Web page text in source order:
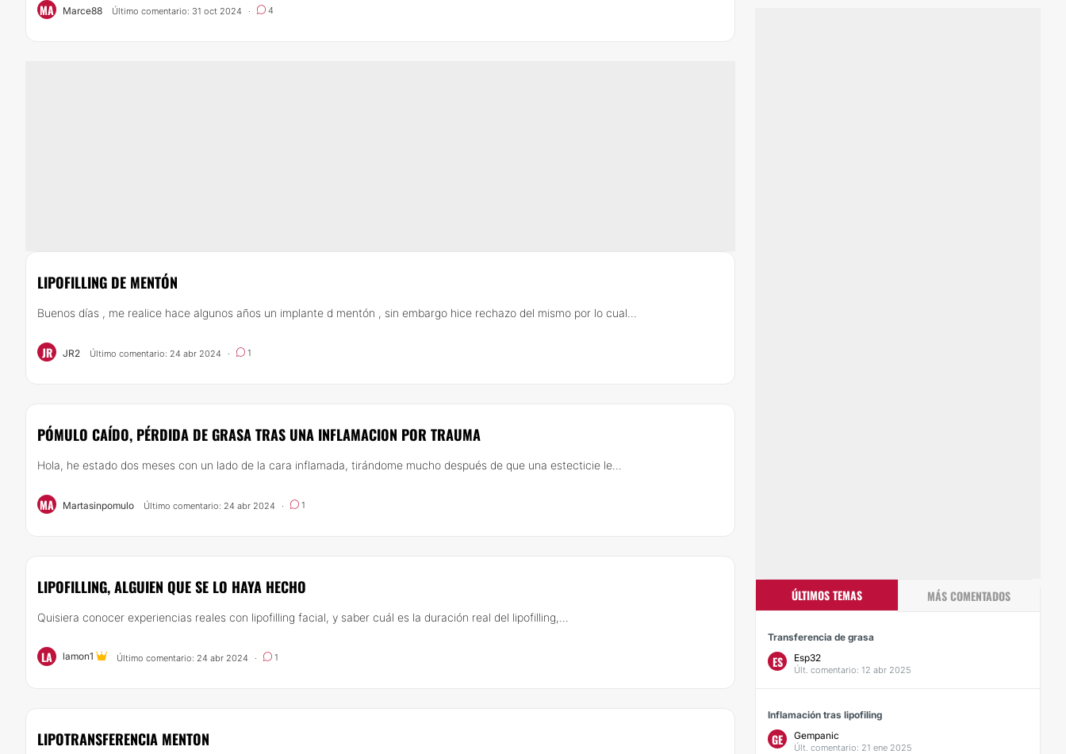
MA Marce88 Último comentario: 31 oct 2024 · 4
LIPOFILLING DE MENTÓN
Buenos días , me realice hace algunos años un implante d mentón , sin embargo hice rechazo del mismo por lo cual...
JR JR2 Último comentario: 24 abr 2024 · 1
PÓMULO CAÍDO, PÉRDIDA DE GRASA TRAS UNA INFLAMACION POR TRAUMA
Hola, he estado dos meses con un lado de la cara inflamada, tirándome mucho después de que una estecticie le...
MA Martasinpomulo Último comentario: 24 abr 2024 · 1
LIPOFILLING, ALGUIEN QUE SE LO HAYA HECHO
Quisiera conocer experiencias reales con lipofilling facial, y saber cuál es la duración real del lipofilling,...
LA lamon1 Último comentario: 24 abr 2024 · 1
LIPOTRANSFERENCIA MENTON
ÚLTIMOS TEMAS MÁS COMENTADOS
Transferencia de grasa
ES Esp32
Últ. comentario: 12 abr 2025
Inflamación tras lipofiling
GE Gempanic
Últ. comentario: 21 ene 2025